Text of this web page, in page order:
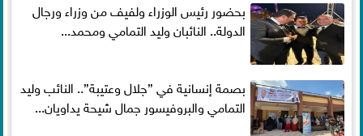
بحضور رئيس الوزراء ولفيف من وزراء ورجال
الدولة.. النائبان وليد التمامي ومحمد...
بصمة إنسانية في ”جلال وعتيبة”.. النائب وليد
التمامي والبروفيسور جمال شيحة يداويان...